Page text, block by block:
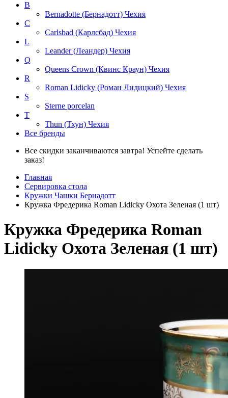
B
Bernadotte (Бернадотт) Чехия
C
Carlsbad (Карлсбад) Чехия
L
Leander (Леандер) Чехия
Q
Queens Crown (Квинс Краун) Чехия
R
Roman Lidicky (Роман Лидицкий) Чехия
S
Sterne porcelan
T
Thun (Тхун) Чехия
Все бренды
Все скидки заканчиваются завтра! Успейте сделать
заказ!
Главная
Сервировка стола
Кружки Чашки Бернадотт
Кружка Фредерика Roman Lidicky Охота Зеленая (1 шт)
Кружка Фредерика Roman
Lidicky Охота Зеленая (1 шт)